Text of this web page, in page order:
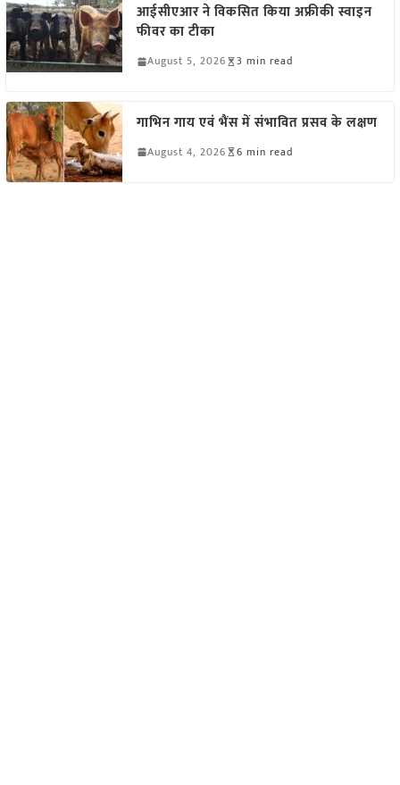
आईसीएआर ने विकसित किया अफ्रीकी स्वाइन
फीवर का टीका
August 5, 2026 3 min read
गाभिन गाय एवं भैंस में संभावित प्रसव के लक्षण
August 4, 2026 6 min read